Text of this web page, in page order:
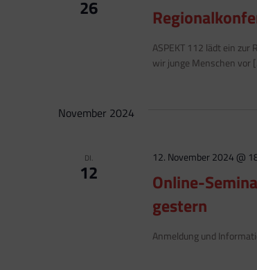
26
ASPEKT 112 lädt ein zur
wir junge Menschen vor
November 2024
DI.
12
Online-
gestern
12. November 2024 @
Anmeldung und